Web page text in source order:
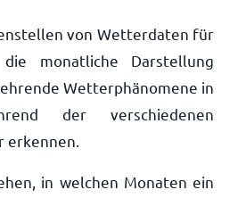
von Wetterdaten für
monatliche Darstellung
Wetterphänomene in
der verschiedenen
erkennen.
in welchen Monaten ein